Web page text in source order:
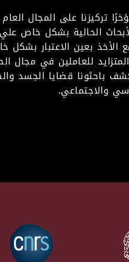
تركيزنا على المجال
الحالية بشكل خاص
الأخذ بعين الاعتبار
للعاملين في مجال
باحثونا قضايا الجسد
والاجتماعي.